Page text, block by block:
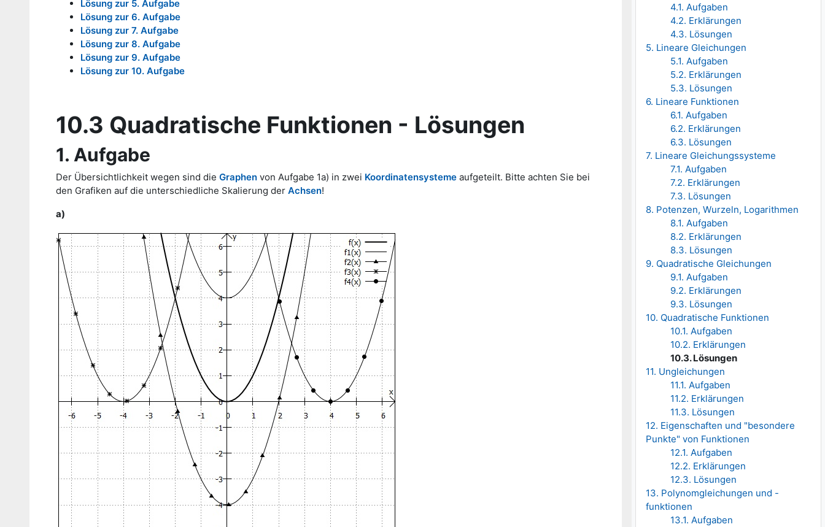
4.1. Aufgaben
4.2. Erklärungen
4.3. Lösungen
5. Lineare Gleichungen
5.1. Aufgaben
5.2. Erklärungen
5.3. Lösungen
6. Lineare Funktionen
6.1. Aufgaben
6.2. Erklärungen
6.3. Lösungen
7. Lineare Gleichungssysteme
7.1. Aufgaben
7.2. Erklärungen
7.3. Lösungen
8. Potenzen, Wurzeln, Logarithmen
8.1. Aufgaben
8.2. Erklärungen
8.3. Lösungen
9. Quadratische Gleichungen
9.1. Aufgaben
9.2. Erklärungen
9.3. Lösungen
10. Quadratische Funktionen
10.1. Aufgaben
10.2. Erklärungen
10.3. Lösungen
11. Ungleichungen
11.1. Aufgaben
11.2. Erklärungen
11.3. Lösungen
12. Eigenschaften und "besondere
Punkte" von Funktionen
12.1. Aufgaben
12.2. Erklärungen
12.3. Lösungen
13. Polynomgleichungen und -
funktionen
13.1. Aufgaben
Lösung zur 5. Aufgabe
Lösung zur 6. Aufgabe
Lösung zur 7. Aufgabe
Lösung zur 8. Aufgabe
Lösung zur 9. Aufgabe
Lösung zur 10. Aufgabe
10.3 Quadratische Funktionen - Lösungen
1. Aufgabe
Der Übersichtlichkeit wegen sind die Graphen von Aufgabe 1a) in zwei Koordinatensysteme aufgeteilt. Bitte achten Sie bei
den Grafiken auf die unterschiedliche Skalierung der Achsen!
a)